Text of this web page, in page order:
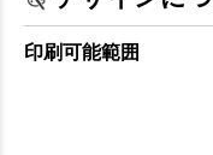
印刷可能範囲